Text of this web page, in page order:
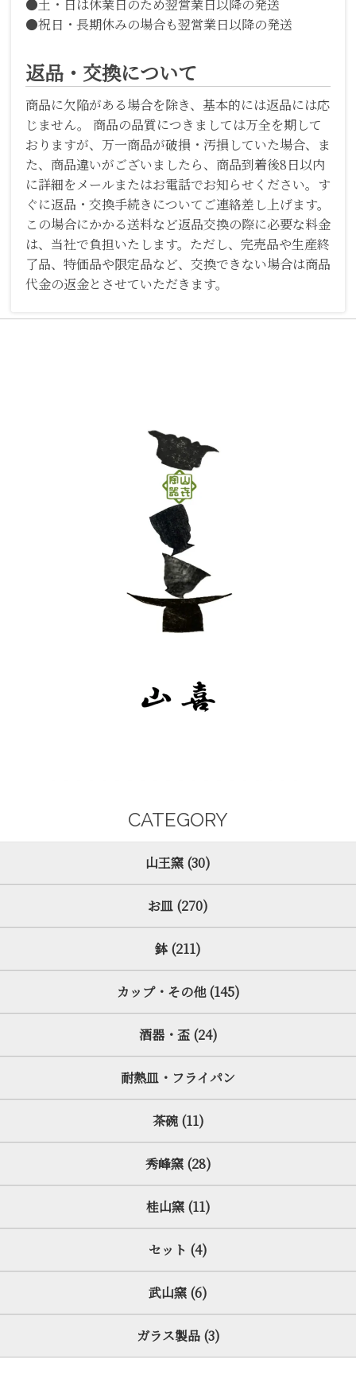
●土・日は休業日のため翌営業日以降の発送
●祝日・長期休みの場合も翌営業日以降の発送
返品・交換について
商品に欠陥がある場合を除き、基本的には返品には応
じません。 商品の品質につきましては万全を期して
おりますが、万一商品が破損・汚損していた場合、ま
た、商品違いがございましたら、商品到着後8日以内
に詳細をメールまたはお電話でお知らせください。す
ぐに返品・交換手続きについてご連絡差し上げます。
この場合にかかる送料など返品交換の際に必要な料金
は、当社で負担いたします。ただし、完売品や生産終
了品、特価品や限定品など、交換できない場合は商品
代金の返金とさせていただきます。
CATEGORY
山王窯 (30)
お皿 (270)
鉢 (211)
カップ・その他 (145)
酒器・盃 (24)
耐熱皿・フライパン
茶碗 (11)
秀峰窯 (28)
桂山窯 (11)
セット (4)
武山窯 (6)
ガラス製品 (3)